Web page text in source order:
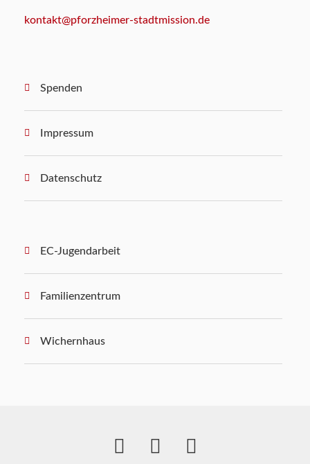
kontakt@pforzheimer-stadtmission.de
Spenden
Impressum
Datenschutz
EC-Jugendarbeit
Familienzentrum
Wichernhaus